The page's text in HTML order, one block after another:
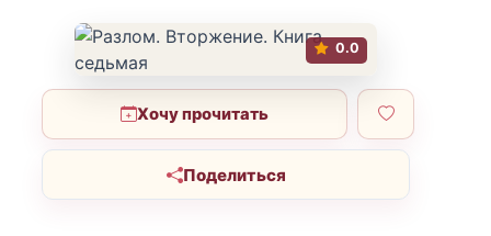
0.0
Хочу прочитать
Поделиться